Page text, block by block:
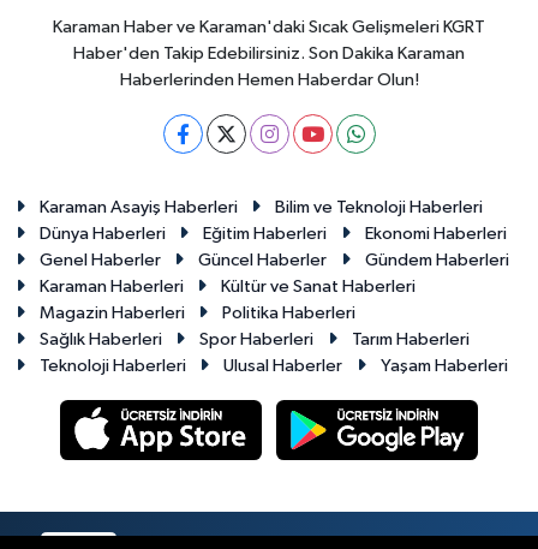
Karaman Haber ve Karaman'daki Sıcak Gelişmeleri KGRT
Haber'den Takip Edebilirsiniz. Son Dakika Karaman
Haberlerinden Hemen Haberdar Olun!
Karaman Asayiş Haberleri
Bilim ve Teknoloji Haberleri
Dünya Haberleri
Eğitim Haberleri
Ekonomi Haberleri
Genel Haberler
Güncel Haberler
Gündem Haberleri
Karaman Haberleri
Kültür ve Sanat Haberleri
Magazin Haberleri
Politika Haberleri
Sağlık Haberleri
Spor Haberleri
Tarım Haberleri
Teknoloji Haberleri
Ulusal Haberler Yaşam Haberleri